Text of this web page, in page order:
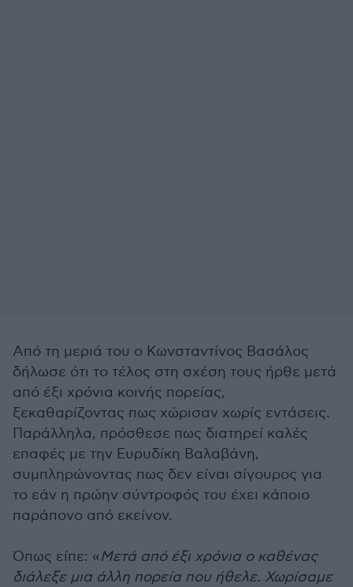
Από τη μεριά του ο Κωνσταντίνος Βασάλος
δήλωσε ότι το τέλος στη σχέση τους ήρθε μετά
από έξι χρόνια κοινής πορείας,
ξεκαθαρίζοντας πως χώρισαν χωρίς εντάσεις.
Παράλληλα, πρόσθεσε πως διατηρεί καλές
επαφές με την Ευρυδίκη Βαλαβάνη,
συμπληρώνοντας πως δεν είναι σίγουρος για
το εάν η πρώην σύντροφός του έχει κάποιο
παράπονο από εκείνον.
Όπως είπε: «Μετά από έξι χρόνια ο καθένας
διάλεξε μια άλλη πορεία που ήθελε. Χωρίσαμε